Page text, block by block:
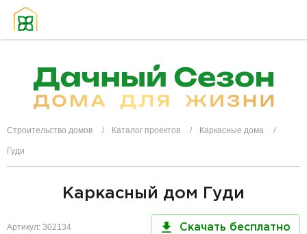
Строительство домов Каталог проектов Каркасные дома
Гуди
Каркасный дом Гуди
Артикул: 302134 Скачать бесплатно